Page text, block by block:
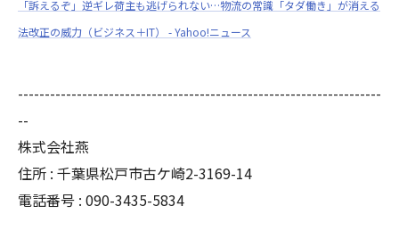
「訴えるぞ」逆ギレ荷主も逃げられない…物流の常識「タダ働き」が消える
法改正の威力（ビジネス＋IT） - Yahoo!ニュース
--------------------------------------------------------------------
--
株式会社燕
住所 : 千葉県松戸市古ケ崎2-3169-14
電話番号 : 090-3435-5834